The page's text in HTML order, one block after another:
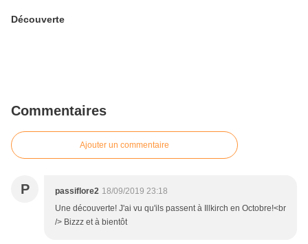
Découverte
Commentaires
Ajouter un commentaire
P passiflore2 18/09/2019 23:18
Une découverte! J'ai vu qu'ils passent à Illkirch en Octobre!<br
/> Bizzz et à bientôt